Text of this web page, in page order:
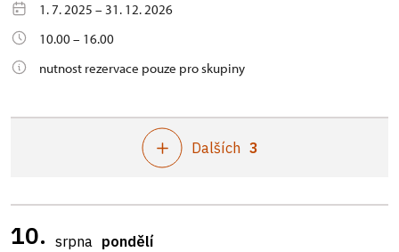
1. 7. 2025 – 31. 12. 2026
10.00 – 16.00
nutnost rezervace pouze pro skupiny
Dalších 3
10. srpna pondělí